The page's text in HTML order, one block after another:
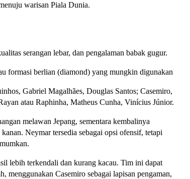
warisan Piala Dunia.
serangan lebar, dan pengalaman babak gugur.
formasi berlian (diamond) yang mungkin digunakan
Gabriel Magalhães, Douglas Santos; Casemiro,
atau Raphinha, Matheus Cunha, Vinícius Júnior.
melawan Jepang, sementara kembalinya
Neymar tersedia sebagai opsi ofensif, tetapi
lebih terkendali dan kurang kacau. Tim ini dapat
menggunakan Casemiro sebagai lapisan pengaman,